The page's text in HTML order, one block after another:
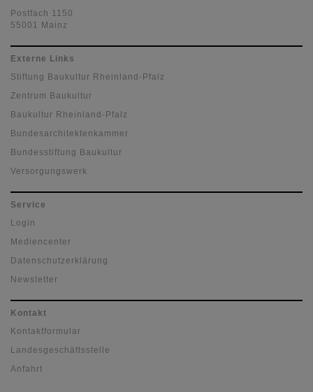
Postfach 1150
55001 Mainz
Externe Links
Stiftung Baukultur Rheinland-Pfalz
Zentrum Baukultur
Baukultur Rheinland-Pfalz
Bundesarchitektenkammer
Bundesstiftung Baukultur
Versorgungswerk
Service
Login
Mediencenter
Datenschutzerklärung
Newsletter
Kontakt
Kontaktformular
Landesgeschäftsstelle
Anfahrt